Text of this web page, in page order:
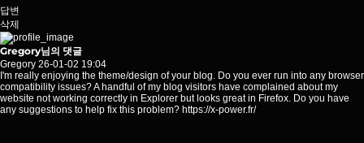
답변
삭제
Gregory님의 댓글
Gregory 26-01-02 19:04
I'm really enjoying the theme/design of your blog. Do you ever run into any browser
compatibility issues? A handful of my blog visitors have complained about my
website not working correctly in Explorer but looks great in Firefox. Do you have
any suggestions to help fix this problem? https://x-power.fr/